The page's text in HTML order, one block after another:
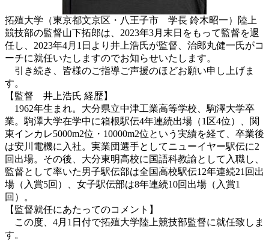
拓殖大学（東京都文京区・八王子市 学長 鈴木昭一）陸上
競技部の監督山下拓郎は、2023年3月末日をもって監督を退
任し、2023年4月1日より井上浩氏が監督、治郎丸健一氏がコ
ーチに就任いたしますのでお知らせいたします。
引き続き、皆様のご指導ご声援のほどお願い申し上げま
す。
【監督 井上浩氏 経歴】
1962年生まれ。大分県立中津工業高等学校、駒澤大学卒
業。駒澤大学在学中に箱根駅伝4年連続出場（1区4位）、関
東インカレ5000m2位・10000m2位という実績を経て、卒業後
は安川電機に入社。実業団選手としてニューイヤー駅伝に2
回出場。その後、大分東明高校に国語科教諭として入職し、
監督として率いた男子駅伝部は全国高校駅伝12年連続21回出
場（入賞5回）、女子駅伝部は8年連続10回出場（入賞1
回）。
【監督就任にあたってのコメント】
この度、4月1日付で拓殖大学陸上競技部監督に就任致しま
す。